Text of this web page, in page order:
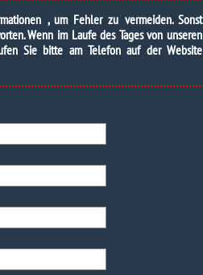
, um Fehler zu vermeiden. Sonst
Wenn im Laufe des Tages von unseren
Sie bitte am Telefon auf der Website